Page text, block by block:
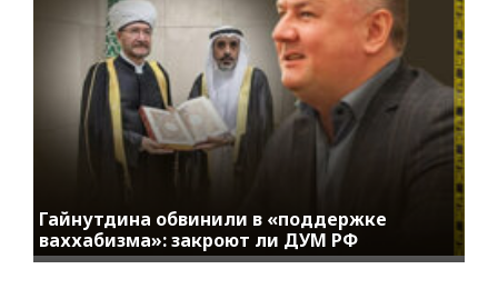
Гайнутдина обвинили в «поддержке
ваххабизма»: закроют ли ДУМ РФ